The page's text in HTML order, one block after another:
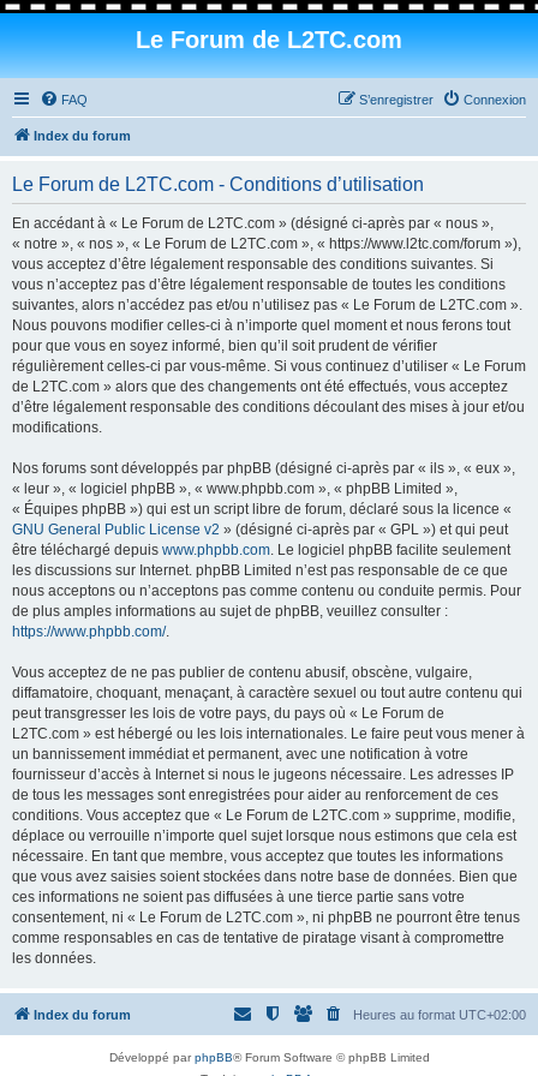
Le Forum de L2TC.com
FAQ Connexion
S’enregistrer
Index du forum
Le Forum de L2TC.com - Conditions d’utilisation
En accédant à « Le Forum de L2TC.com » (désigné ci-après par « nous »,
« notre », « nos », « Le Forum de L2TC.com », « https://www.l2tc.com/forum »),
vous acceptez d’être légalement responsable des conditions suivantes. Si
vous n’acceptez pas d’être légalement responsable de toutes les conditions
suivantes, alors n’accédez pas et/ou n’utilisez pas « Le Forum de L2TC.com ».
Nous pouvons modifier celles-ci à n’importe quel moment et nous ferons tout
pour que vous en soyez informé, bien qu’il soit prudent de vérifier
régulièrement celles-ci par vous-même. Si vous continuez d’utiliser « Le Forum
de L2TC.com » alors que des changements ont été effectués, vous acceptez
d’être légalement responsable des conditions découlant des mises à jour et/ou
modifications.
Nos forums sont développés par phpBB (désigné ci-après par « ils », « eux »,
« leur », « logiciel phpBB », « www.phpbb.com », « phpBB Limited »,
« Équipes phpBB ») qui est un script libre de forum, déclaré sous la licence «
GNU General Public License v2 » (désigné ci-après par « GPL ») et qui peut
être téléchargé depuis www.phpbb.com. Le logiciel phpBB facilite seulement
les discussions sur Internet. phpBB Limited n’est pas responsable de ce que
nous acceptons ou n’acceptons pas comme contenu ou conduite permis. Pour
de plus amples informations au sujet de phpBB, veuillez consulter :
https://www.phpbb.com/.
Vous acceptez de ne pas publier de contenu abusif, obscène, vulgaire,
diffamatoire, choquant, menaçant, à caractère sexuel ou tout autre contenu qui
peut transgresser les lois de votre pays, du pays où « Le Forum de
L2TC.com » est hébergé ou les lois internationales. Le faire peut vous mener à
un bannissement immédiat et permanent, avec une notification à votre
fournisseur d’accès à Internet si nous le jugeons nécessaire. Les adresses IP
de tous les messages sont enregistrées pour aider au renforcement de ces
conditions. Vous acceptez que « Le Forum de L2TC.com » supprime, modifie,
déplace ou verrouille n’importe quel sujet lorsque nous estimons que cela est
nécessaire. En tant que membre, vous acceptez que toutes les informations
que vous avez saisies soient stockées dans notre base de données. Bien que
ces informations ne soient pas diffusées à une tierce partie sans votre
consentement, ni « Le Forum de L2TC.com », ni phpBB ne pourront être tenus
comme responsables en cas de tentative de piratage visant à compromettre
les données.
Index du forum Heures au format UTC+02:00
Développé parphpBB® Forum Software © phpBB Limited